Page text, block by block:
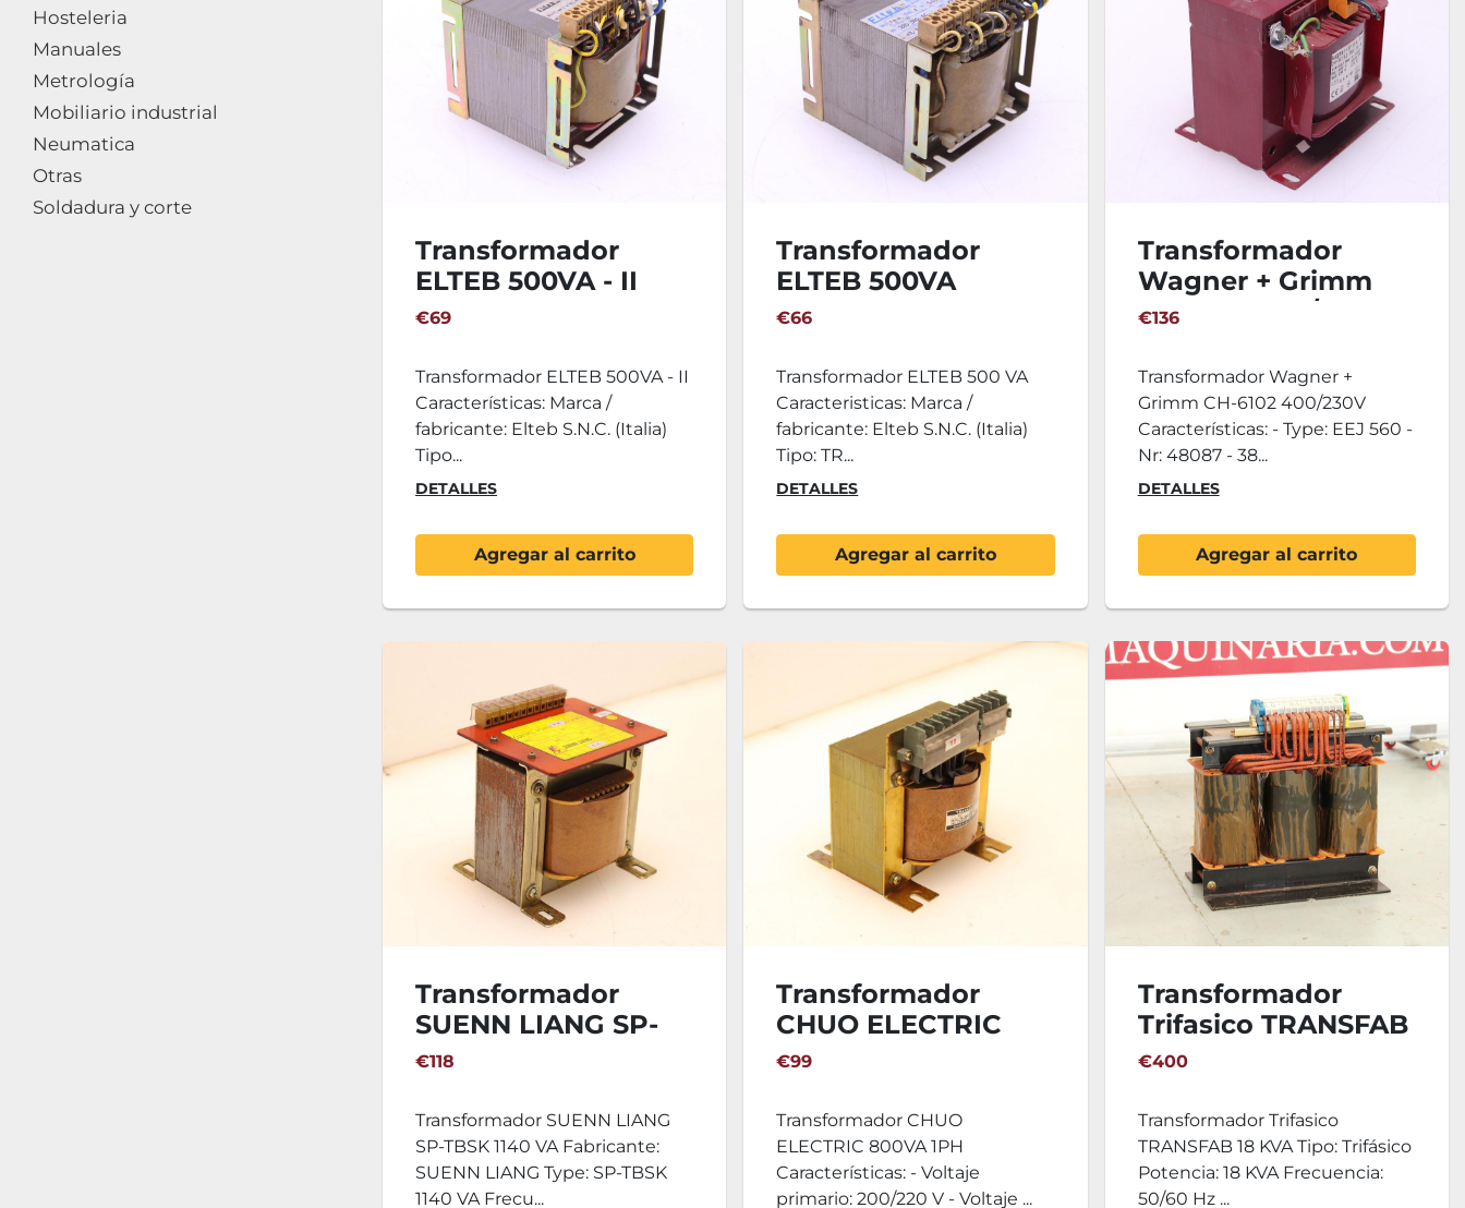
Hosteleria
Manuales
Metrología
Mobiliario industrial
Neumatica
Otras
Soldadura y corte
Transformador
ELTEB 500VA - II
€69
Transformador ELTEB 500VA - II
Características: Marca /
fabricante: Elteb S.N.C. (Italia)
Tipo...
DETALLES
Agregar al carrito
Transformador
ELTEB 500VA
€66
Transformador ELTEB 500 VA
Caracteristicas: Marca /
fabricante: Elteb S.N.C. (Italia)
Tipo: TR...
DETALLES
Agregar al carrito
Transformador
Wagner + Grimm
CH-6102 400/230V
€136
Transformador Wagner +
Grimm CH-6102 400/230V
Características: - Type: EEJ 560 -
Nr: 48087 - 38...
DETALLES
Agregar al carrito
Transformador
SUENN LIANG SP-
TBSK 1140 VA
€118
Transformador SUENN LIANG
SP-TBSK 1140 VA Fabricante:
SUENN LIANG Type: SP-TBSK
1140 VA Frecu...
Transformador
CHUO ELECTRIC
800VA 1PH
€99
Transformador CHUO
ELECTRIC 800VA 1PH
Características: - Voltaje
primario: 200/220 V - Voltaje ...
Transformador
Trifasico TRANSFAB
18 KVA
€400
Transformador Trifasico
TRANSFAB 18 KVA Tipo: Trifásico
Potencia: 18 KVA Frecuencia:
50/60 Hz ...